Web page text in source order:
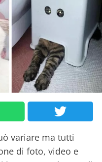
variare ma tutti
di foto, video e